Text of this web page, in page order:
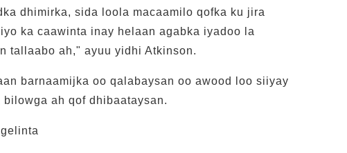
dhimirka, sida loola macaamilo qofka ku jira
ka caawinta inay helaan agabka iyadoo la
tallaabo ah," ayuu yidhi Atkinson.
barnaamijka oo qalabaysan oo awood loo siiyay
ah qof dhibaataysan.